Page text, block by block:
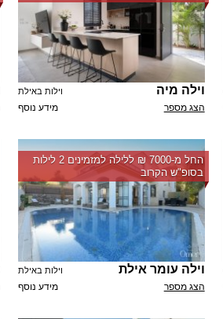
וילה מיה וילות באילת
מידע נוסף הצג מספר
החל מ-‏7000 ₪ ללילה למזמינים 2 לילות
בסופ"ש הקרוב
וילה עומר אילת וילות באילת
מידע נוסף הצג מספר